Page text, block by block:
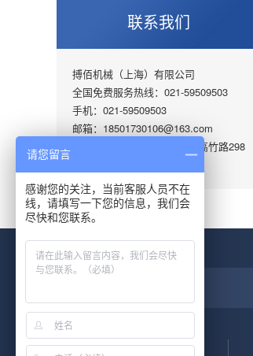
联系我们
搏佰机械（上海）有限公司
全国免费服务热线：021-59509503
手机：021-59509503
邮箱：18501730106@163.com
地址 ：上海市嘉定区华亭镇高竹路298
请您留言
感谢您的关注，当前客服人员不在
线，请填写一下您的信息，我们会
尽快和您联系。